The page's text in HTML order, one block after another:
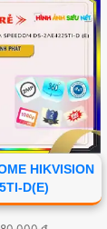
HIKVISION
D(E)